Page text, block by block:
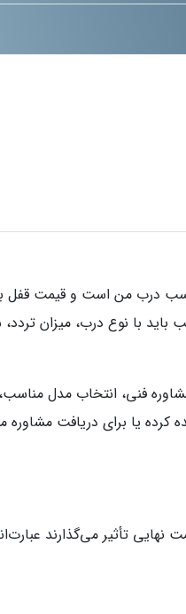
درب من است و قیمت قفل
با نوع درب، میزان
فنی، انتخاب مدل
کرده یا برای دریافت مشاوره
تأثیر می‌گذارند